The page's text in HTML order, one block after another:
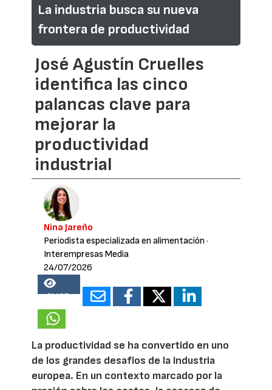
La industria busca su nueva
frontera de productividad
José Agustín Cruelles
identifica las cinco
palancas clave para
mejorar la
productividad
industrial
Nina Jareño
Periodista especializada en alimentación ·
Interempresas Media
24/07/2026
21487
La productividad se ha convertido en uno
de los grandes desafíos de la industria
europea. En un contexto marcado por la